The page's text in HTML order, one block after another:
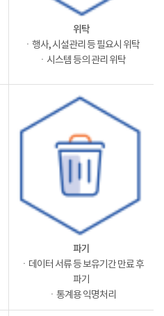
위탁
ㆍ행사, 시설관리 등 필요시 위탁
ㆍ시스템 등의 관리 위탁
파기
ㆍ데이터 서류 등 보유기간 만료 후
파기
ㆍ통계용 익명처리